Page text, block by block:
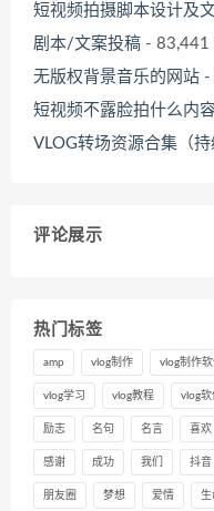
短视频拍摄脚本设计及
剧本/文案投稿 - 83,441
无版权背景音乐的网站 -
短视频不露脸拍什么内
VLOG转场资源合集（持
评论展示
热门标签
amp vlog制作 vlog制作
vlog学习 vlog教程 vlog软
励志 名句 名言 喜欢
感谢 成功 我们 抖音
朋友圈 梦想 爱情 生